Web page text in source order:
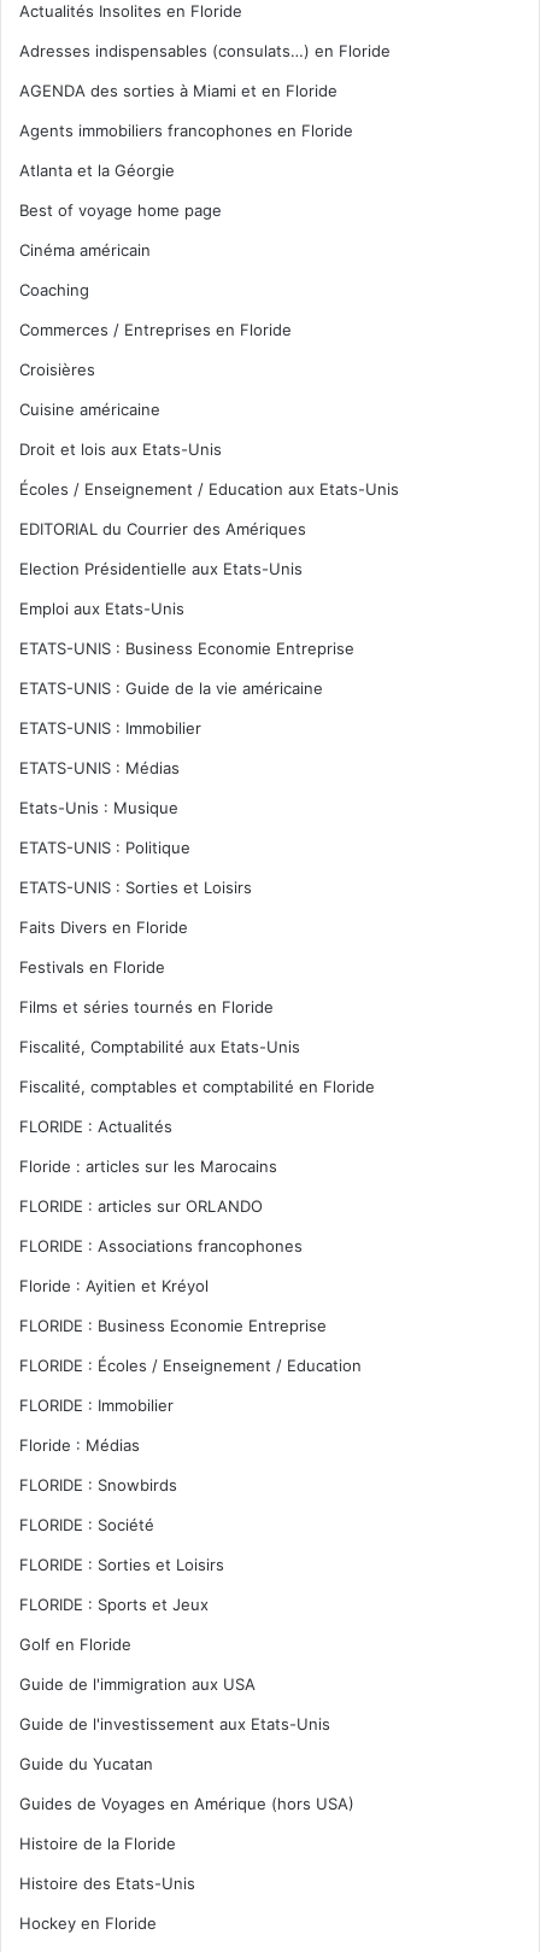
Actualités Insolites en Floride
Adresses indispensables (consulats…) en Floride
AGENDA des sorties à Miami et en Floride
Agents immobiliers francophones en Floride
Atlanta et la Géorgie
Best of voyage home page
Cinéma américain
Coaching
Commerces / Entreprises en Floride
Croisières
Cuisine américaine
Droit et lois aux Etats-Unis
Écoles / Enseignement / Education aux Etats-Unis
EDITORIAL du Courrier des Amériques
Election Présidentielle aux Etats-Unis
Emploi aux Etats-Unis
ETATS-UNIS : Business Economie Entreprise
ETATS-UNIS : Guide de la vie américaine
ETATS-UNIS : Immobilier
ETATS-UNIS : Médias
Etats-Unis : Musique
ETATS-UNIS : Politique
ETATS-UNIS : Sorties et Loisirs
Faits Divers en Floride
Festivals en Floride
Films et séries tournés en Floride
Fiscalité, Comptabilité aux Etats-Unis
Fiscalité, comptables et comptabilité en Floride
FLORIDE : Actualités
Floride : articles sur les Marocains
FLORIDE : articles sur ORLANDO
FLORIDE : Associations francophones
Floride : Ayitien et Kréyol
FLORIDE : Business Economie Entreprise
FLORIDE : Écoles / Enseignement / Education
FLORIDE : Immobilier
Floride : Médias
FLORIDE : Snowbirds
FLORIDE : Société
FLORIDE : Sorties et Loisirs
FLORIDE : Sports et Jeux
Golf en Floride
Guide de l'immigration aux USA
Guide de l'investissement aux Etats-Unis
Guide du Yucatan
Guides de Voyages en Amérique (hors USA)
Histoire de la Floride
Histoire des Etats-Unis
Hockey en Floride